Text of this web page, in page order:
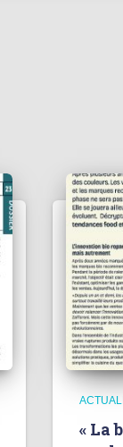
« La